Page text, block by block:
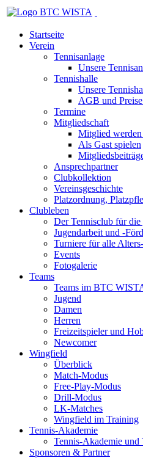
Startseite
Verein
Tennisanlage
Unsere
Tennishalle
Unsere
AGB und
Termine
Mitgliedschaft
Mitglied werden
Als Gast spielen
Ansprechpartner
Clubkollektion
Vereinsgeschichte
Platzordnung,
Clubleben
Der Tennisclub für die
Jugendarbeit und -
Turniere für alle
Events
Fotogalerie
Teams
Teams im BTC
Jugend
Damen
Herren
Freizeitspieler und
Newcomer
Wingfield
Überblick
Match-Modus
Free-Play-Modus
Drill-Modus
LK-Matches
Wingfield im Training
Tennis-Akademie
Tennis-Akademie und
Sponsoren & Partner